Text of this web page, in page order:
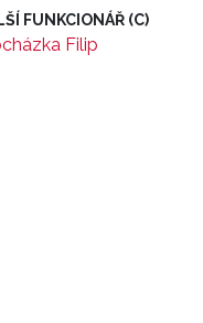
FUNKCIONÁŘ (C)
Filip